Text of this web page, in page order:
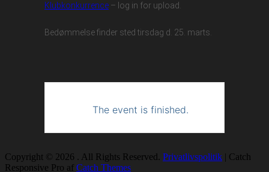
Klubkonkurrence – log in for upload.
Bedømmelse finder sted tirsdag d. 25. marts.
The event is finished.
Copyright © 2026 . All Rights Reserved. Privatlivspolitik | Catch
Responsive Pro af Catch Themes